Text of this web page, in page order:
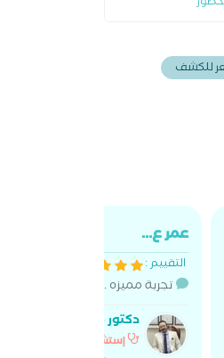
للكشف
عمر ع...
التقييم :
تجربة مميزه .. شكرا للدكتور ..
دكتور مدحت الصبرى
إستشاري تخصص جراحة